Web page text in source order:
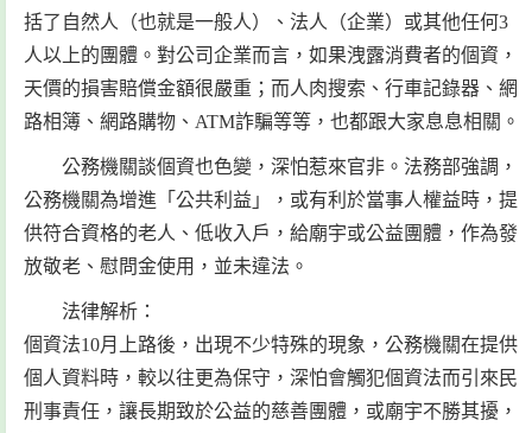
括了自然人（也就是一般人）、法人（企業）或其他任何3
人以上的團體。對公司企業而言，如果洩露消費者的個資，
天價的損害賠償金額很嚴重；而人肉搜索、行車記錄器、網
路相簿、網路購物、ATM詐騙等等，也都跟大家息息相關。
公務機關談個資也色變，深怕惹來官非。法務部強調，
公務機關為增進「公共利益」，或有利於當事人權益時，提
供符合資格的老人、低收入戶，給廟宇或公益團體，作為發
放敬老、慰問金使用，並未違法。
法律解析：
個資法10月上路後，出現不少特殊的現象，公務機關在提供
個人資料時，較以往更為保守，深怕會觸犯個資法而引來民
刑事責任，讓長期致於公益的慈善團體，或廟宇不勝其擾，